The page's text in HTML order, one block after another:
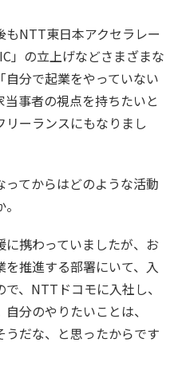
もNTT東日本アクセラレー
」の立上げなどさまざまな
分で起業をやっていない
事者の視点を持ちたいと
ーランスにもなりまし
ってからはどのような活動
に携わっていましたが、お
推進する部署にいて、入
、NTTドコモに入社し、
分のやりたいことは、
だな、と思ったからです